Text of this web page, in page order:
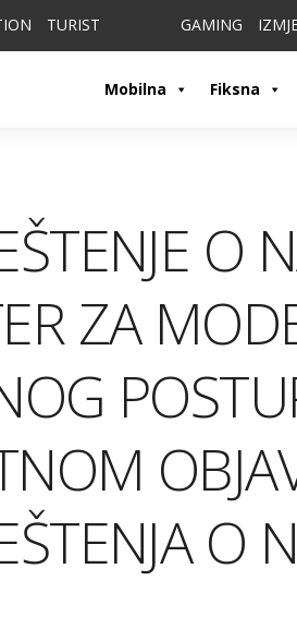
TURIST GAMING
Mobilna Fiksna
O
ZA
O